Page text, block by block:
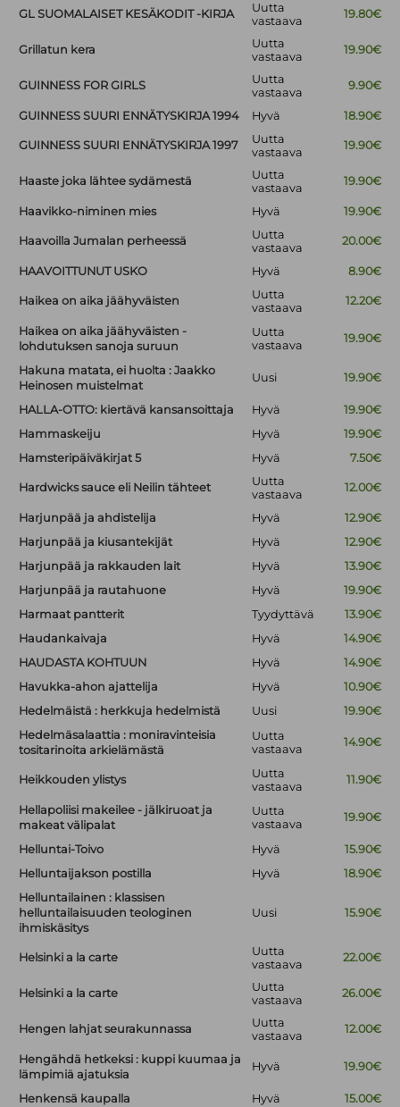
GL SUOMALAISET KESÄKODIT -KIRJA
Uutta
vastaava
19.80€
Grillatun kera
Uutta
vastaava
19.90€
GUINNESS FOR GIRLS
Uutta
vastaava
9.90€
GUINNESS SUURI ENNÄTYSKIRJA 1994 Hyvä 18.90€
GUINNESS SUURI ENNÄTYSKIRJA 1997
Uutta
vastaava
19.90€
Haaste joka lähtee sydämestä
Uutta
vastaava
19.90€
Haavikko-niminen mies Hyvä 19.90€
Haavoilla Jumalan perheessä
Uutta
vastaava
20.00€
HAAVOITTUNUT USKO Hyvä 8.90€
Haikea on aika jäähyväisten
Uutta
vastaava
12.20€
Haikea on aika jäähyväisten -
lohdutuksen sanoja suruun
Uutta
vastaava
19.90€
Hakuna matata, ei huolta : Jaakko
Heinosen muistelmat
Uusi 19.90€
HALLA-OTTO: kiertävä kansansoittaja Hyvä
19.90€
Hammaskeiju
Hyvä
19.90€
Hamsteripäiväkirjat 5
Hyvä 7.50€
Hardwicks sauce eli Neilin tähteet
Uutta
vastaava
12.00€
Harjunpää ja ahdistelija Hyvä
12.90€
Harjunpää ja kiusantekijät
Hyvä
12.90€
Harjunpää ja rakkauden lait
Hyvä
13.90€
Harjunpää ja rautahuone
Hyvä
19.90€
Harmaat pantterit
Tyydyttävä
13.90€
Haudankaivaja
Hyvä
14.90€
HAUDASTA KOHTUUN
Hyvä
14.90€
Havukka-ahon ajattelija
Hyvä
10.90€
Hedelmäistä : herkkuja hedelmistä
Uusi
19.90€
Hedelmäsalaattia : moniravinteisia
tositarinoita arkielämästä
Uutta
vastaava
14.90€
Heikkouden ylistys
Uutta
vastaava
11.90€
Hellapoliisi makeilee - jälkiruoat ja
makeat välipalat
Uutta
vastaava
19.90€
Helluntai-Toivo Hyvä
15.90€
Helluntaijakson postilla
Hyvä
18.90€
Helluntailainen : klassisen
helluntailaisuuden teologinen
ihmiskäsitys
Uusi 15.90€
Helsinki a la carte
Uutta
vastaava
22.00€
Helsinki a la carte
Uutta
vastaava
26.00€
Hengen lahjat seurakunnassa
Uutta
vastaava
12.00€
Hengähdä hetkeksi : kuppi kuumaa ja
lämpimiä ajatuksia
Hyvä 19.90€
Henkensä kaupalla Hyvä 15.00€